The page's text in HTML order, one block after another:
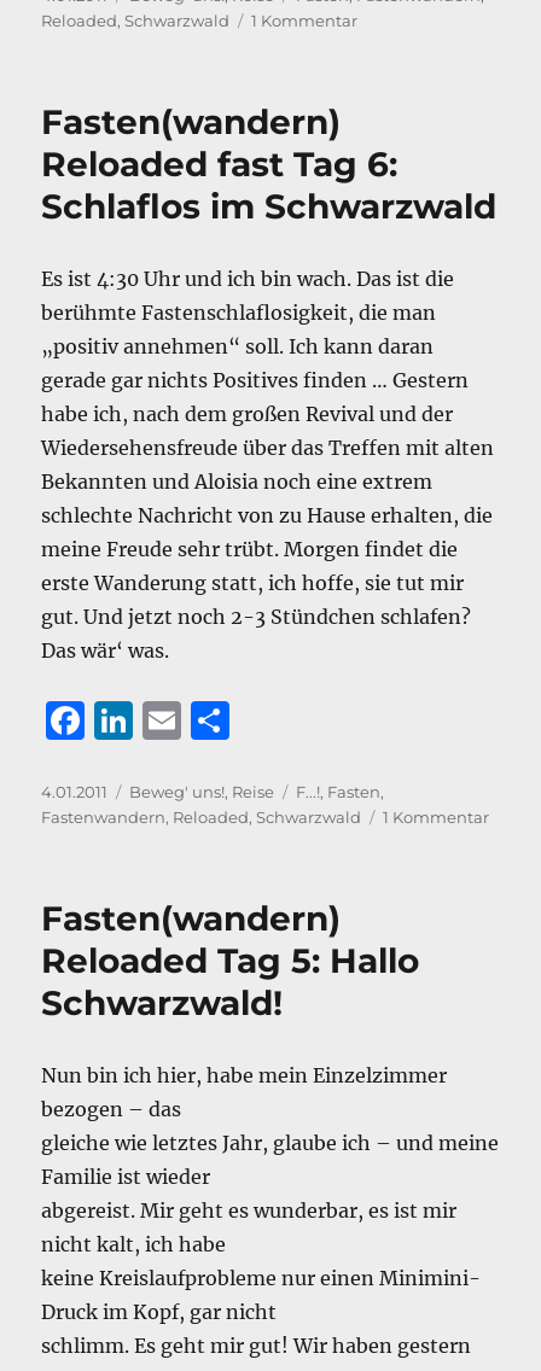
e
o
o
k
e
I
n
l
n
am
Reloaded,Schwarzwald 1 Kommentarzu
Wanderstart!
Fasten(wandern)
Reloaded fast Tag 6:
Schlaflos im Schwarzwald
Es ist 4:30 Uhr und ich bin wach. Das ist die
berühmte Fastenschlaflosigkeit, die man
„positiv annehmen“ soll. Ich kann daran
gerade gar nichts Positives finden … Gestern
habe ich, nach dem großen Revival und der
Wiedersehensfreude über das Treffen mit alten
Bekannten und Aloisia noch eine extrem
schlechte Nachricht von zu Hause erhalten, die
meine Freude sehr trübt. Morgen findet die
erste Wanderung statt, ich hoffe, sie tut mir
gut. Und jetzt noch 2-3 Stündchen schlafen?
Das wär‘ was.
F
c
e
o
o
k
Li
k
e
I
n
E
ai
l
le
n
Veröffentlicht
am
4.01.2011 Kategorien
Beweg' uns!, Reise Schlagwörter
F...!, Fasten,
Fastenwandern, Reloaded,Schwarzwald 1 Kommentarzu
Fasten(wandern)
Reloaded Tag 5: Hallo
Schwarzwald!
Nun bin ich hier, habe mein Einzelzimmer
bezogen – das
gleiche wie letztes Jahr, glaube ich – und meine
Familie ist wieder
abgereist. Mir geht es wunderbar, es ist mir
nicht kalt, ich habe
keine Kreislaufprobleme nur einen Minimini-
Druck im Kopf, gar nicht
schlimm. Es geht mir gut! Wir haben gestern